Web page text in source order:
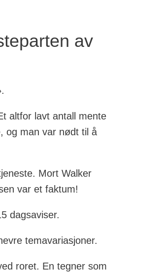
av
altfor lavt antall mente
og man var nødt til å
Mort Walker
var et faktum!
dagsaviser.
temavariasjoner.
roret. En tegner som